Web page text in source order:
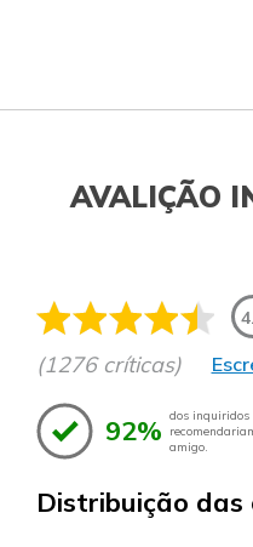
AVALIÇÃO
(1276 críticas)
92% dos inquiridos
amigo.
Distribuição das